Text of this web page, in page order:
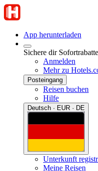
App herunterladen
Sichere dir
Anmelden
Mehr zu
Posteingang
Reisen buchen
Hilfe
Deutsch · EUR · DE
Unterkunft
Meine Reisen